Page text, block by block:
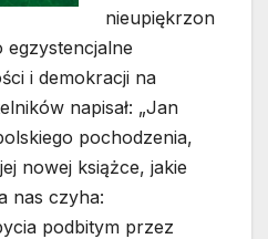
nieupiękrzon
egzystencjalne
i demokracji na
napisał: „Jan
pochodzenia,
nowej książce, jakie
nas czyha:
podbitym przez